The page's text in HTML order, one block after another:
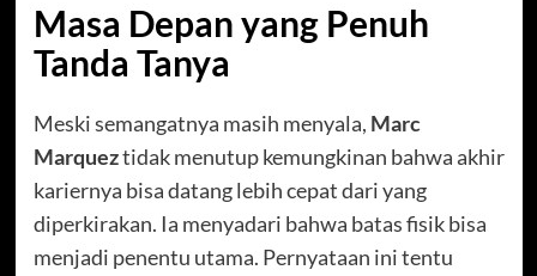
Masa Depan yang Penuh
Tanda Tanya
Meski semangatnya masih menyala, Marc
Marqueztidak menutup kemungkinan bahwa akhir
kariernya bisa datang lebih cepat dari yang
diperkirakan. Ia menyadari bahwa batas fisik bisa
menjadi penentu utama. Pernyataan ini tentu